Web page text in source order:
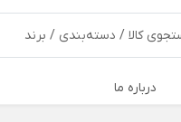
درباره ما